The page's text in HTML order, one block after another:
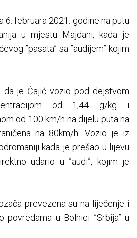
6. februara 2021. godine na putu
u mjestu Majdani, kada je
”pasata” sa ”audijem” kojim
da je Ćajić vozio pod dejstvom
od 1,44 g/kg i
od 100 km/h na dijelu puta na
na 80km/h. Vozio je iz
kada je prešao u lijevu
udario u ”audi”, kojim je
prevezena su na liječenje i
povredama u Bolnici ”Srbija” u